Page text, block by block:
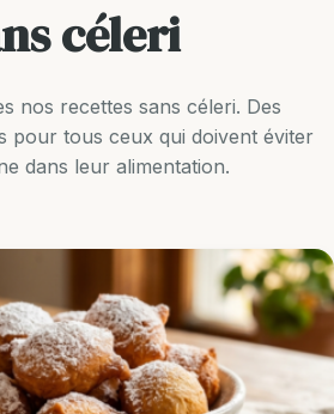
céleri
nos recettes sans céleri. Des
pour tous ceux qui doivent éviter
dans leur alimentation.